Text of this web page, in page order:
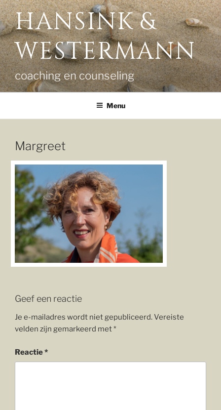
Ga
naar
de
inhoud
HANSINK &
WESTERMANN
coaching en counseling
Menu
Margreet
Geef een reactie
Je e-mailadres wordt niet gepubliceerd.Vereiste
velden zijn gemarkeerd met*
Reactie*